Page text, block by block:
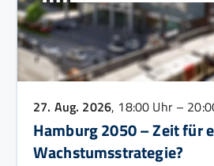
27. Aug. 2026, 18:00 Uhr –
Hamburg 2050 – Zeit für
Wachstumsstrategie?